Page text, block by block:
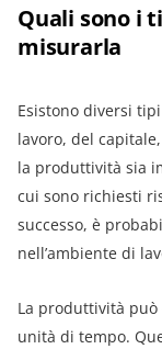
Quali sono i
misurarla
Esistono diversi
lavoro, del
la produttività sia
cui sono richiesti
successo, è
nell’ambiente di
La produttività
unità di tempo.